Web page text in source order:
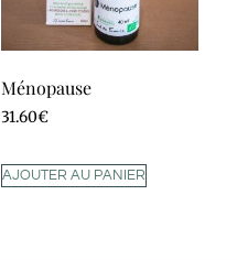
Ménopause
31.60€
AJOUTER AU PANIER